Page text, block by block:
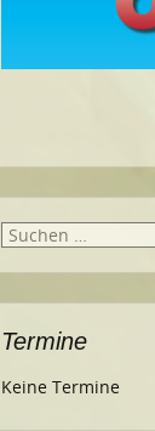
Suche
Termine
Keine Termine